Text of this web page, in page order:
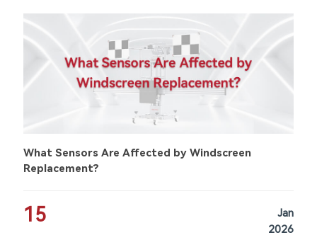
What Sensors Are Affected by Windscreen
Replacement?
15
Jan
2026